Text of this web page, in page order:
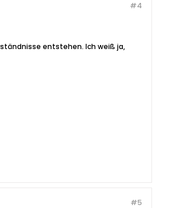
#4
entstehen. Ich weiß ja,
#5